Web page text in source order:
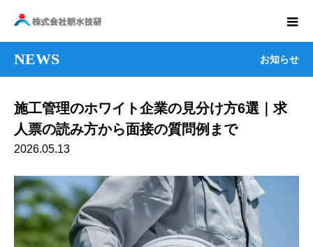
NEWS お知らせ
施工管理のホワイト企業の見分け方6選｜求
人票の読み方から面接の質問例まで
2026.05.13